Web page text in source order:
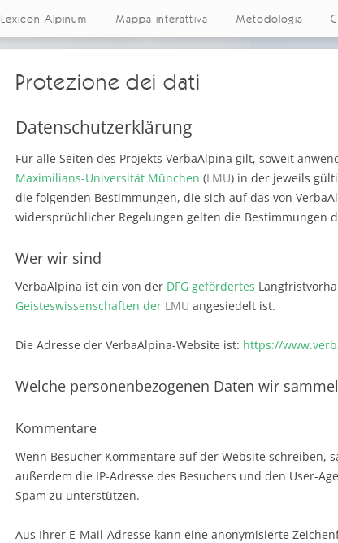
Lexicon Alpinum Mappa interattiva Metodologia
Protezione dei dati
Datenschutzerklärung
Für alle Seiten des Projekts VerbaAlpina gilt, soweit
Maximilians-Universität München (LMU) in der jeweils
die folgenden Bestimmungen, die sich auf das von
widersprüchlicher Regelungen gelten die Bestimmungen
Wer wir sind
VerbaAlpina ist ein von der DFG gefördertes
Geisteswissenschaften der LMU angesiedelt ist.
Die Adresse der VerbaAlpina-Website ist: https://
Welche personenbezogenen Daten wir
Kommentare
Wenn Besucher Kommentare auf der Website schreiben,
außerdem die IP-Adresse des Besuchers und den User-
Spam zu unterstützen.
Aus Ihrer E-Mail-Adresse kann eine anonymisierte